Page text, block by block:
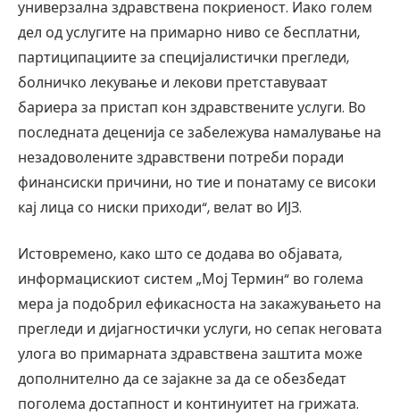
универзална здравствена покриеност. Иако голем
дел од услугите на примарно ниво се бесплатни,
партиципациите за специјалистички прегледи,
болничко лекување и лекови претставуваат
бариера за пристап кон здравствените услуги. Во
последната деценија се забележува намалување на
незадоволените здравствени потреби поради
финансиски причини, но тие и понатаму се високи
кај лица со ниски приходи“, велат во ИЈЗ.
Истовремено, како што се додава во објавата,
информацискиот систем „Мој Термин“ во голема
мера ја подобрил ефикасноста на закажувањето на
прегледи и дијагностички услуги, но сепак неговата
улога во примарната здравствена заштита може
дополнително да се зајакне за да се обезбедат
поголема достапност и континуитет на грижата.